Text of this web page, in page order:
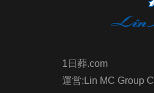
1日葬.com
運営:Lin MC Group